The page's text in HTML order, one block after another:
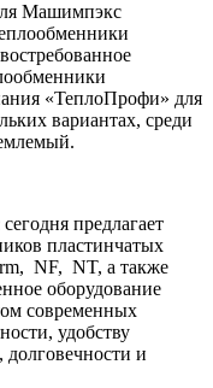
Машимпэкс
«ТеплоПрофи» для
вариантах, среди
предлагает
пластинчатых
NF, NT, а также
оборудование
современных
удобству
долговечности и